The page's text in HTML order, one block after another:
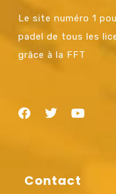
Le site numéro 1
padel de tous les
grâce à la FFT
Contact